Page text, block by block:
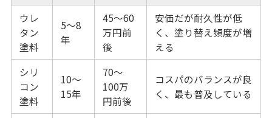
ウレ
タン
塗料
5〜8
年
45〜60
万円前
後
安価だが耐久性が低
く、塗り替え頻度が増
える
シリ
コン
塗料
10〜
15年
70〜
100万
円前後
コスパのバランスが良
く、最も普及している